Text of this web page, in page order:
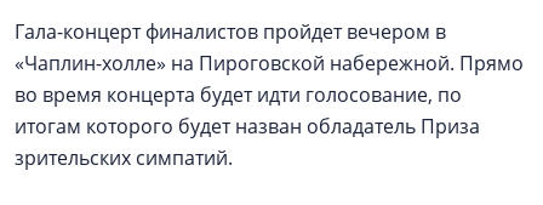
Гала-концерт финалистов пройдет вечером в
«Чаплин-холле» на Пироговской набережной. Прямо
во время концерта будет идти голосование, по
итогам которого будет назван обладатель Приза
зрительских симпатий.